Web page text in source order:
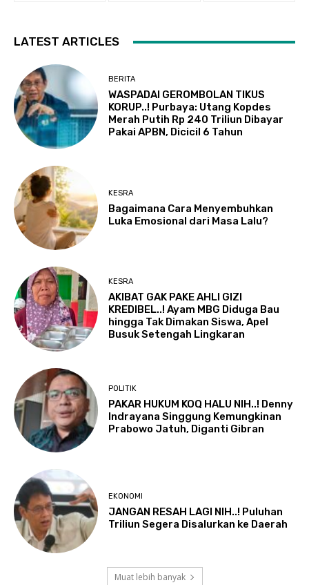
LATEST ARTICLES
BERITA
WASPADAI GEROMBOLAN TIKUS
KORUP..! Purbaya: Utang Kopdes
Merah Putih Rp 240 Triliun Dibayar
Pakai APBN, Dicicil 6 Tahun
KESRA
Bagaimana Cara Menyembuhkan
Luka Emosional dari Masa Lalu?
KESRA
AKIBAT GAK PAKE AHLI GIZI
KREDIBEL..! Ayam MBG Diduga Bau
hingga Tak Dimakan Siswa, Apel
Busuk Setengah Lingkaran
POLITIK
PAKAR HUKUM KOQ HALU NIH..! Denny
Indrayana Singgung Kemungkinan
Prabowo Jatuh, Diganti Gibran
EKONOMI
JANGAN RESAH LAGI NIH..! Puluhan
Triliun Segera Disalurkan ke Daerah
Muat lebih banyak